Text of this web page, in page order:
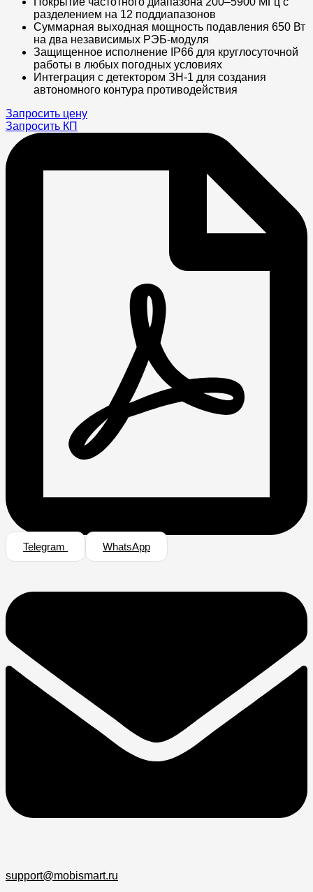
разделением на 12 поддиапазонов
Суммарная выходная мощность подавления 650 Вт
на два независимых РЭБ-модуля
Защищенное исполнение IP66 для круглосуточной
работы в любых погодных условиях
Интеграция с детектором ЗН-1 для создания
автономного контура противодействия
Запросить цену
Запросить КП
Telegram WhatsApp
support@mobismart.ru